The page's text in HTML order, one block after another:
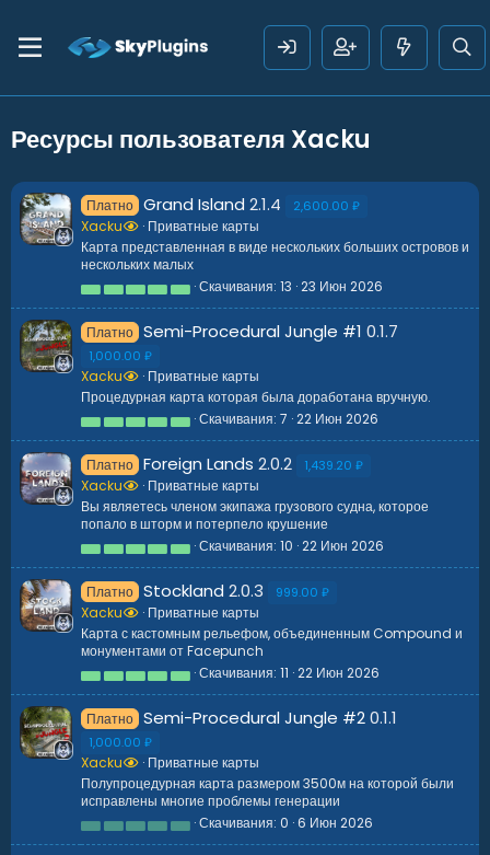
Ресурсы пользователя Xacku
Платно Grand Island 2.1.4 2,600.00 ₽
Xacku
Приватные карты
Карта представленная в виде нескольких больших островов и
нескольких малых
5
.
0
ё
з
Скачивания 13 23 Июн 2026
Платно Semi-Procedural Jungle #1 0.1.7
1,000.00 ₽
Xacku
Приватные карты
Процедурная карта которая была доработана вручную.
5
.
0
з
в
ё
з
д
Скачивания 7 22 Июн 2026
Платно Foreign Lands 2.0.2 1,439.20 ₽
Xacku
Приватные карты
Вы являетесь членом экипажа грузового судна, которое
попало в шторм и потерпело крушение
5
.
0
з
в
ё
з
д
Скачивания 10 22 Июн 2026
Платно Stockland 2.0.3 999.00 ₽
Xacku
Приватные карты
Карта с кастомным рельефом, объединенным Compound и
монументами от Facepunch
5
.
0
ё
з
д
Скачивания 11 22 Июн 2026
Платно Semi-Procedural Jungle #2 0.1.1
1,000.00 ₽
Xacku
Приватные карты
Полупроцедурная карта размером 3500м на которой были
исправлены многие проблемы генерации
0
.
Скачивания 0 6 Июн 2026